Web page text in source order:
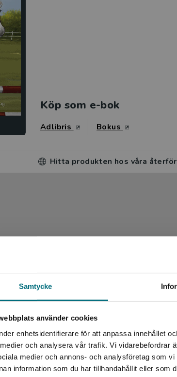
Samtycke
använder cookies
enhetsidentifierare för att anpassa innehållet
och analysera vår trafik. Vi vidarebefordrar
medier och annons- och analysföretag som
information som du har tillhandahållit eller som
Begränsad
Det verkar som att du
en enhet utanför Sverige.
utanför Sverige. För att
leveransadressen vara i
Köp som e-bok
Adlibris Bokus
Hitta produkten hos våra